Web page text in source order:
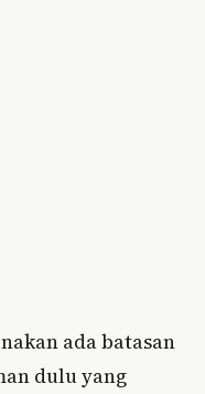
ada batasan
dulu yang